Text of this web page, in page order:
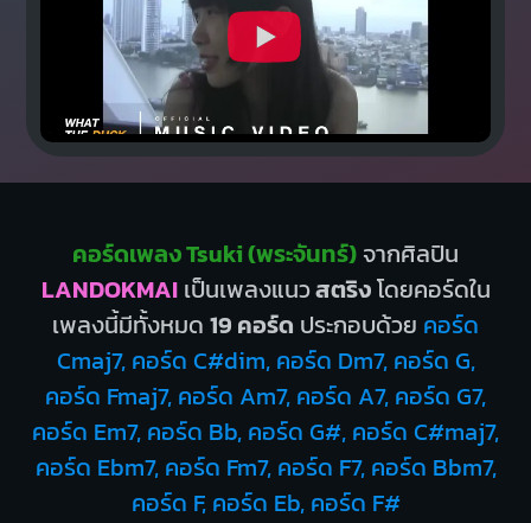
คอร์ดเพลง Tsuki (พระจันทร์) จากศิลปิน
LANDOKMAIเป็นเพลงแนวสตริงโดยคอร์ดใน
เพลงนี้มีทั้งหมด 19 คอร์ด ประกอบด้วย คอร์ด
Cmaj7, คอร์ด C#dim, คอร์ด Dm7, คอร์ด G,
คอร์ด Fmaj7, คอร์ด Am7, คอร์ด A7, คอร์ด G7,
คอร์ด Em7, คอร์ด Bb, คอร์ด G#, คอร์ด C#maj7,
คอร์ด Ebm7, คอร์ด Fm7, คอร์ด F7, คอร์ด Bbm7,
คอร์ด F, คอร์ด Eb, คอร์ด F#